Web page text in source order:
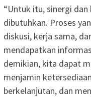
“Untuk itu, sinergi
dibutuhkan. Proses
diskusi, kerja sama,
mendapatkan
demikian, kita dapat
menjamin
berkelanjutan, dan